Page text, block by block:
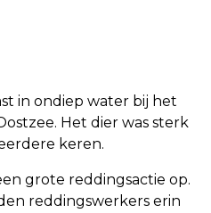
in ondiep water bij het
Het dier was sterk
keren.
grote reddingsactie op.
reddingswerkers erin